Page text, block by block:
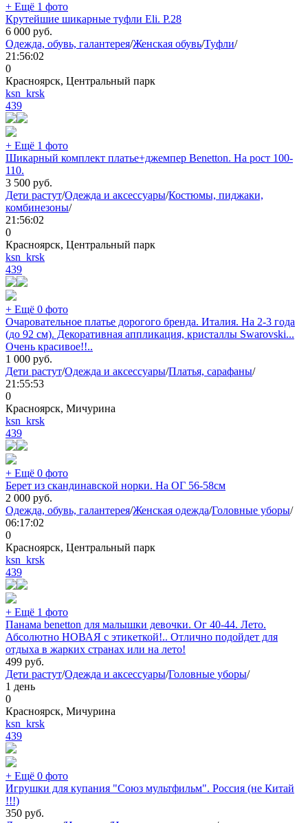
+ Ещё 1 фото
Крутейшие шикарные туфли Eli. Р.28
6 000 руб.
Одежда, обувь, галантерея/Женская обувь/Туфли/
21:56:02
0
Красноярск, Центральный парк
ksn_krsk
439
+ Ещё 1 фото
Шикарный комплект платье+джемпер Benetton. На рост 100-
110.
3 500 руб.
Дети растут/Одежда и аксессуары/Костюмы, пиджаки,
комбинезоны/
21:56:02
0
Красноярск, Центральный парк
ksn_krsk
439
+ Ещё 0 фото
Очаровательное платье дорогого бренда. Италия. На 2-3 года
(до 92 см). Декоративная аппликация, кристаллы Swarovski...
Очень красивое!!..
1 000 руб.
Дети растут/Одежда и аксессуары/Платья, сарафаны/
21:55:53
0
Красноярск, Мичурина
ksn_krsk
439
+ Ещё 0 фото
Берет из скандинавской норки. На ОГ 56-58см
2 000 руб.
Одежда, обувь, галантерея/Женская одежда/Головные уборы/
06:17:02
0
Красноярск, Центральный парк
ksn_krsk
439
+ Ещё 1 фото
Панама benetton для малышки девочки. Ог 40-44. Лето.
Абсолютно НОВАЯ с этикеткой!.. Отлично подойдет для
отдыха в жарких странах или на лето!
499 руб.
Дети растут/Одежда и аксессуары/Головные уборы/
1 день
0
Красноярск, Мичурина
ksn_krsk
439
+ Ещё 0 фото
Игрушки для купания "Союз мультфильм". Россия (не Китай
!!!)
350 руб.